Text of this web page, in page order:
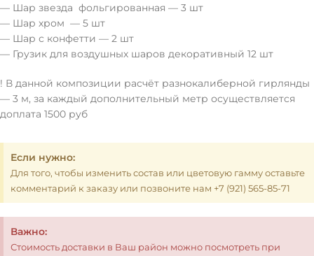
— Шар звезда фольгированная — 3 шт
— Шар хром — 5 шт
— Шар с конфетти — 2 шт
— Грузик для воздушных шаров декоративный 12 шт
! В данной композиции расчёт разнокалиберной гирлянды
— 3 м, за каждый дополнительный метр осуществляется
доплата 1500 руб
Если нужно:
Для того, чтобы изменить состав или цветовую гамму оставьте
комментарий к заказу или позвоните нам +7 (921) 565-85-71
Важно:
Стоимость доставки в Ваш район можно посмотреть при